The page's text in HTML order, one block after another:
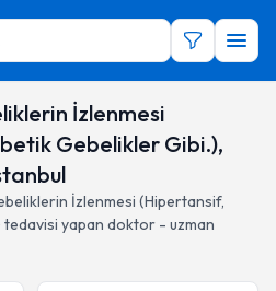
İzlenmesi
Gebelikler Gibi.),
İzlenmesi (Hipertansif,
tedavisi yapan doktor - uzman